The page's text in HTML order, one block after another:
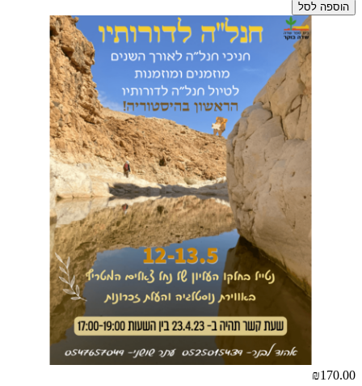
הוספה לסל
₪170.00